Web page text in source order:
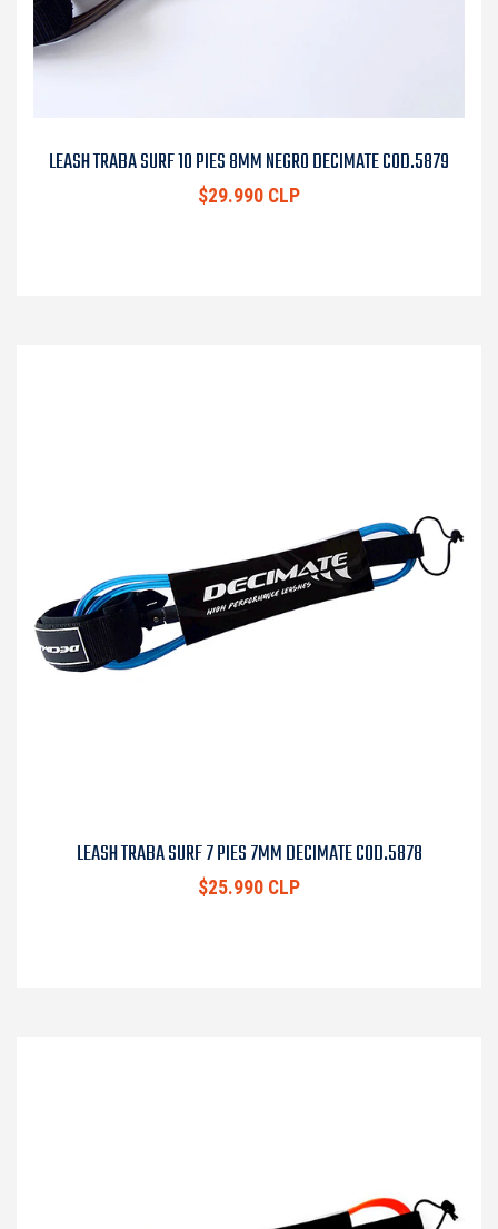
LEASH TRABA SURF 10 PIES 8MM NEGRO DECIMATE COD.5879
$29.990 CLP
LEASH TRABA SURF 7 PIES 7MM DECIMATE COD.5878
$25.990 CLP